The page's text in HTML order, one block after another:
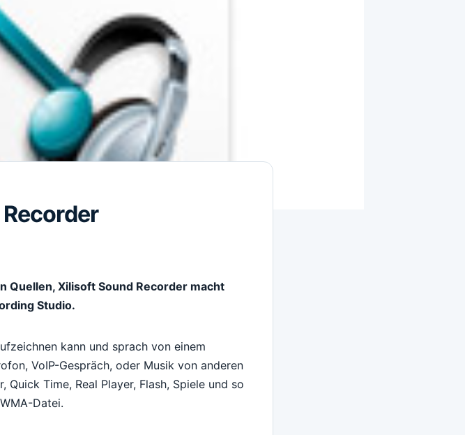
Quellen, Xilisoft Sound Recorder macht
Studio.
kann und sprach von einem
VoIP-Gespräch, oder Musik von anderen
Time, Real Player, Flash, Spiele und so
Datei.